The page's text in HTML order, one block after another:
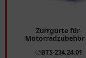
Zurrgurte für
Motorradzubehör
BTS-234.24.01